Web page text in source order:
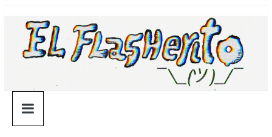
contenido
¯\_(ツ)_/
¯